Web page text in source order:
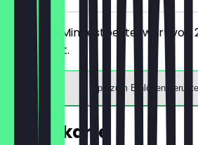
Ab einem Mindestbestellwert
10€ Rabatt.
App zum Einlösen
Speisekarte